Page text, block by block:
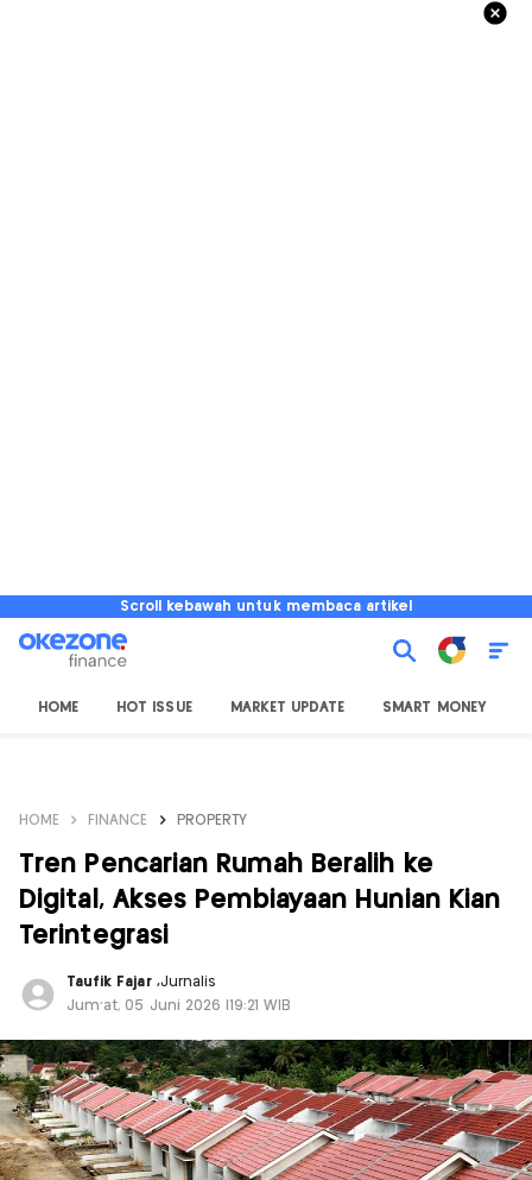
Scroll kebawah untuk membaca artikel
HOME HOT ISSUE MARKET UPDATE SMART MONEY
HOME FINANCE PROPERTY
Tren Pencarian Rumah Beralih ke
Digital, Akses Pembiayaan Hunian Kian
Terintegrasi
Taufik Fajar ,Jurnalis
Jum'at, 05 Juni 2026 |19:21 WIB